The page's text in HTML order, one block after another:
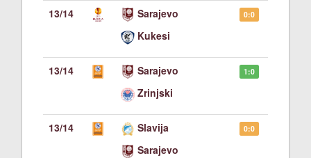
13/14
Sarajevo
Kukesi
0:0
13/14
Sarajevo
Zrinjski
1:0
13/14
Slavija
Sarajevo
0:0